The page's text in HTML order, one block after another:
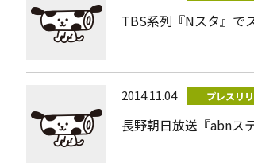
TBS系列『Nスタ』で
2014.11.04 プレスリ
長野朝日放送『abnス